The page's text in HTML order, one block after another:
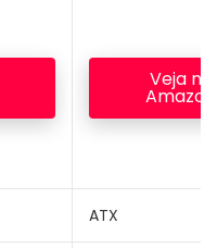
Veja na
Amazon
ATX